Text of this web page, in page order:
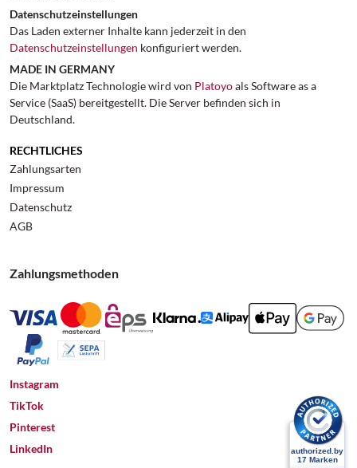
Datenschutzeinstellungen
Das Laden externer Inhalte kann jederzeit in den
Datenschutzeinstellungen konfiguriert werden.
MADE IN GERMANY
Die Marktplatz Technologie wird von Platoyoals Software as a
Service (SaaS) bereitgestellt. Die Server befinden sich in
Deutschland.
RECHTLICHES
Zahlungsarten
Impressum
Datenschutz
AGB
Zahlungsmethoden
Instagram
TikTok
Pinterest
LinkedIn